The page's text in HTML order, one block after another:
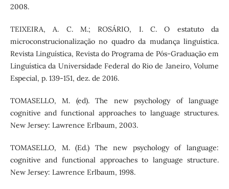
2008.
TEIXEIRA, A. C. M.; ROSÁRIO, I. C. O estatuto da
microconstrucionalização no quadro da mudança linguística.
Revista Linguística, Revista do Programa de Pós-Graduação em
Linguística da Universidade Federal do Rio de Janeiro, Volume
Especial, p. 139-151, dez. de 2016.
TOMASELLO, M. (ed). The new psychology of language
cognitive and functional approaches to language structures.
New Jersey: Lawrence Erlbaum, 2003.
TOMASELLO, M. (Ed.) The new psychology of language:
cognitive and functional approaches to language structure.
New Jersey: Lawrence Erlbaum, 1998.